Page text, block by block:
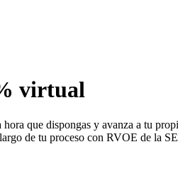
virtual
que dispongas y avanza a tu
de tu proceso con RVOE de la